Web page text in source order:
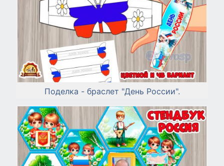
Поделка - браслет "День России".